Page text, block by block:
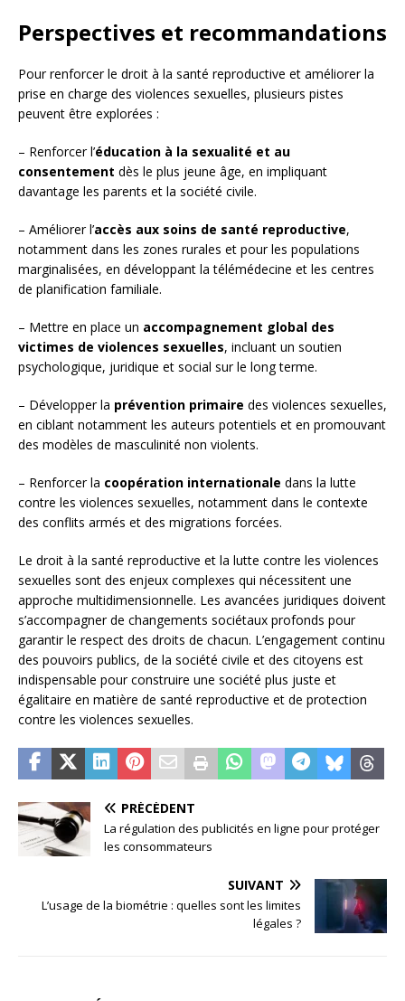
Perspectives et recommandations
Pour renforcer le droit à la santé reproductive et améliorer la
prise en charge des violences sexuelles, plusieurs pistes
peuvent être explorées :
– Renforcer l’éducation à la sexualité et au
consentement dès le plus jeune âge, en impliquant
davantage les parents et la société civile.
– Améliorer l’accès aux soins de santé reproductive,
notamment dans les zones rurales et pour les populations
marginalisées, en développant la télémédecine et les centres
de planification familiale.
– Mettre en place un accompagnement global des
victimes de violences sexuelles, incluant un soutien
psychologique, juridique et social sur le long terme.
– Développer la prévention primaire des violences sexuelles,
en ciblant notamment les auteurs potentiels et en promouvant
des modèles de masculinité non violents.
– Renforcer la coopération internationale dans la lutte
contre les violences sexuelles, notamment dans le contexte
des conflits armés et des migrations forcées.
Le droit à la santé reproductive et la lutte contre les violences
sexuelles sont des enjeux complexes qui nécessitent une
approche multidimensionnelle. Les avancées juridiques doivent
s’accompagner de changements sociétaux profonds pour
garantir le respect des droits de chacun. L’engagement continu
des pouvoirs publics, de la société civile et des citoyens est
indispensable pour construire une société plus juste et
égalitaire en matière de santé reproductive et de protection
contre les violences sexuelles.
PRÉCÉDENT
La régulation des publicités en ligne pour protéger
les consommateurs
SUIVANT
L’usage de la biométrie : quelles sont les limites
légales ?